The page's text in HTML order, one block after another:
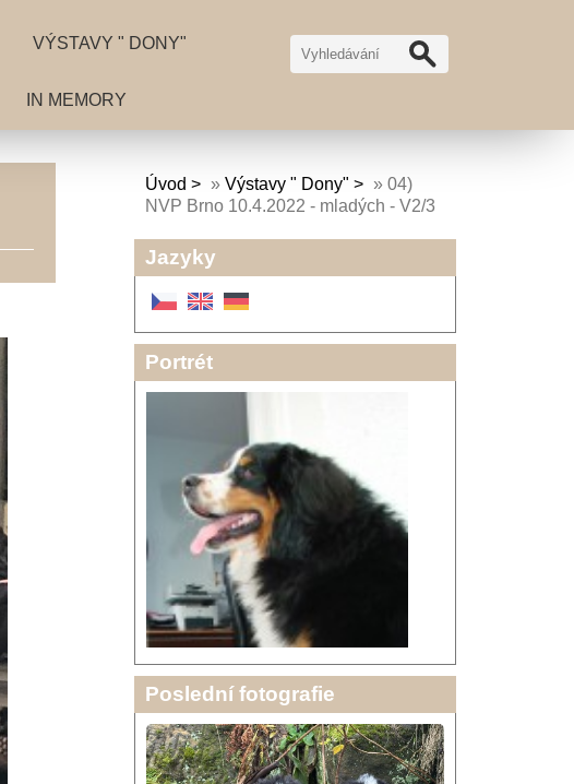
VÝSTAVY " DONY"
IN MEMORY
Úvod » Výstavy " Dony" » 04)
NVP Brno 10.4.2022 - mladých - V2/3
Jazyky
Portrét
Poslední fotografie